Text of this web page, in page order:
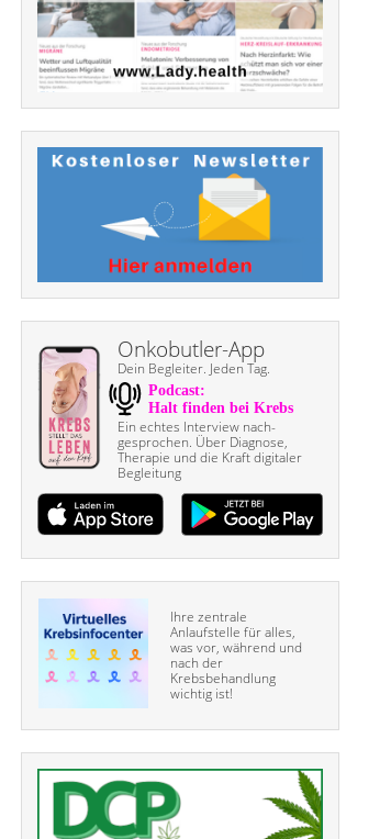
Onkobutler-App
Dein Begleiter. Jeden Tag.
Ein echtes Interview nach­
gesprochen. Über Diagnose,
Therapie und die Kraft digitaler
Begleitung
Ihre zentrale
Anlaufstelle für alles,
was vor, während und
nach der
Krebsbehandlung
wichtig ist!